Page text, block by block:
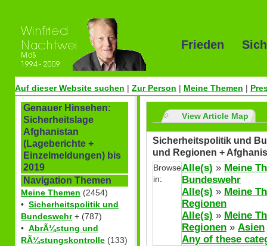
Frieden
Auf dieser Website suchen | Zur Person | Meine Themen |
Genauer Hinsehen:
Sicherheitslage
Afghanistan
(Lageberichte +
Einzelmeldungen) bis
2019
Navigation Themen
Meine Themen (2454)
• Sicherheitspolitik und
Bundeswehr+ (787)
• AbrÃ¼stung und
RÃ¼stungskontrolle (133)
View Article Map
Sicherheitspolitik und
und Regionen +
Browse
in:
Alle(s) » Meine
Bundeswehr
Alle(s) » Meine
Regionen
Alle(s) » Meine
Regionen » Asien
Any of these